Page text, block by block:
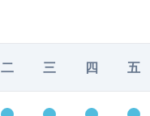
二 三 四 五